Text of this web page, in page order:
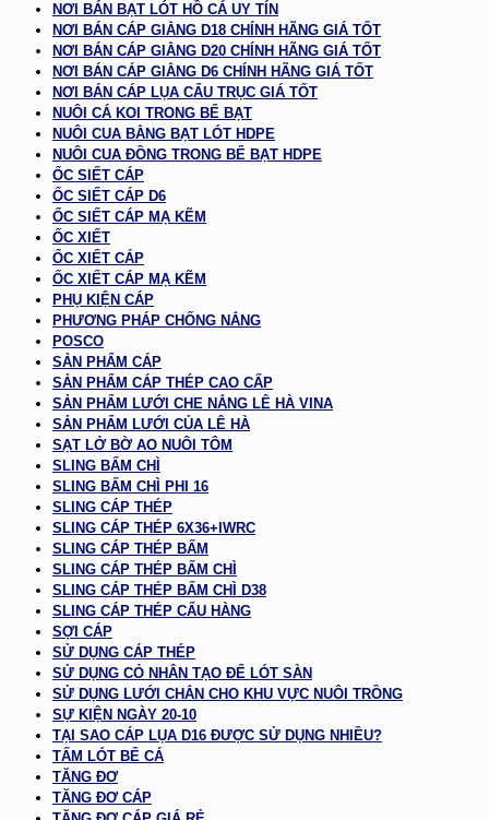
NƠI BÁN BẠT LÓT HỒ CÁ UY TÍN
NƠI BÁN CÁP GIẰNG D18 CHÍNH HÃNG GIÁ TỐT
NƠI BÁN CÁP GIẰNG D20 CHÍNH HÃNG GIÁ TỐT
NƠI BÁN CÁP GIẰNG D6 CHÍNH HÃNG GIÁ TỐT
NƠI BÁN CÁP LỤA CẨU TRỤC GIÁ TỐT
NUÔI CÁ KOI TRONG BỂ BẠT
NUÔI CUA BẰNG BẠT LÓT HDPE
NUÔI CUA ĐỒNG TRONG BỂ BẠT HDPE
ỐC SIẾT CÁP
ỐC SIẾT CÁP D6
ỐC SIẾT CÁP MẠ KẼM
ỐC XIẾT
ỐC XIẾT CÁP
ỐC XIẾT CÁP MẠ KẼM
PHỤ KIỆN CÁP
PHƯƠNG PHÁP CHỐNG NẮNG
POSCO
SẢN PHẨM CÁP
SẢN PHẨM CÁP THÉP CAO CẤP
SẢN PHẨM LƯỚI CHE NẮNG LÊ HÀ VINA
SẢN PHẨM LƯỚI CỦA LÊ HÀ
SẠT LỞ BỜ AO NUÔI TÔM
SLING BẤM CHÌ
SLING BẤM CHÌ PHI 16
SLING CÁP THÉP
SLING CÁP THÉP 6X36+IWRC
SLING CÁP THÉP BẤM
SLING CÁP THÉP BẤM CHÌ
SLING CÁP THÉP BẤM CHÌ D38
SLING CÁP THÉP CẨU HÀNG
SỢI CÁP
SỬ DỤNG CÁP THÉP
SỬ DỤNG CỎ NHÂN TẠO ĐỂ LÓT SÀN
SỬ DỤNG LƯỚI CHẮN CHO KHU VỰC NUÔI TRỒNG
SỰ KIỆN NGÀY 20-10
TẠI SAO CÁP LỤA D16 ĐƯỢC SỬ DỤNG NHIỀU?
TẤM LÓT BỂ CÁ
TĂNG ĐƠ
TĂNG ĐƠ CÁP